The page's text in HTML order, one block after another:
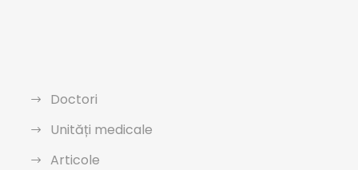
Doctori
Unități medicale
Articole